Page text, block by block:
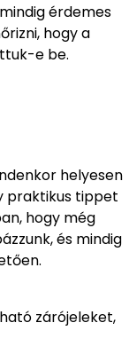
érdemes
hogy a
e be.
helyesen
praktikus tippet
hogy még
és mindig
zárójeleket,